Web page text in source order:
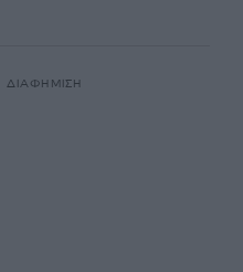
ΔΙΑΦΗΜΙΣΗ